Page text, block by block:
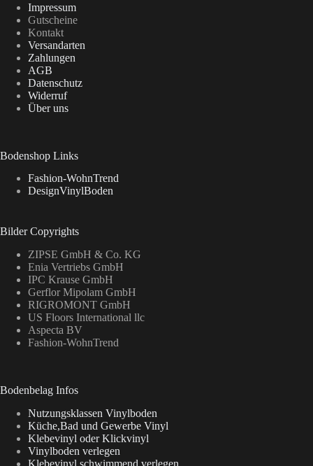
Impressum
Gutscheine
Kontakt
Versandarten
Zahlungen
AGB
Datenschutz
Widerruf
Über uns
Bodenshop Links
Fashion-WohnTrend
DesignVinylBoden
Bilder Copyrights
ZIPSE GmbH & Co. KG
Enia Vertriebs GmbH
IPC Krause GmbH
Gerflor Mipolam GmbH
RIGROMONT GmbH
US Floors International llc
Aspecta BV
Fashion-WohnTrend
Bodenbelag Infos
Nutzungsklassen Vinylboden
Küche,Bad und Gewerbe Vinyl
Klebevinyl oder Klickvinyl
Vinylboden verlegen
Klebevinyl schwimmend verlegen